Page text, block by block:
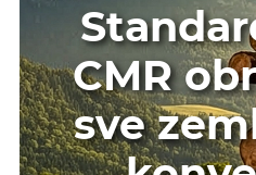
CMR
sve